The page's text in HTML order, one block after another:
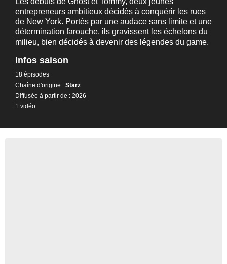
entrepreneurs ambitieux décidés à conquérir les rues
de New York. Portés par une audace sans limite et une
détermination farouche, ils gravissent les échelons du
milieu, bien décidés à devenir des légendes du game.
Infos saison
18 épisodes
Chaîne d'origine : Starz
Diffusée à partir de : 2026
1 vidéo